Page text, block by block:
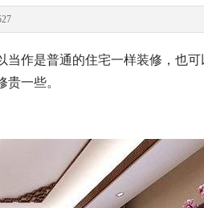
当作是普通的住宅一样装修，也
一些。